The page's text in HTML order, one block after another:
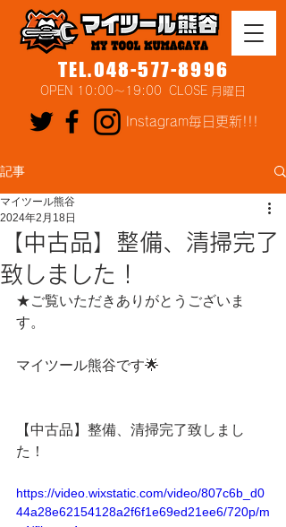
TEL.048-577-8996
OPEN 10:00～19:00 CLOSE 月曜日
Instagram毎日更新!!!
記事
【中古品】整備、清掃完了
致しました！
マイツール熊谷
2024年2月18日
★ご覧いただきありがとうございま
す。
マイツール熊谷です🌟
【中古品】整備、清掃完了致しまし
た！
https://video.wixstatic.com/video/807c6b_d0
44a28e62154128a2f6f1e69ed21ee6/720p/m